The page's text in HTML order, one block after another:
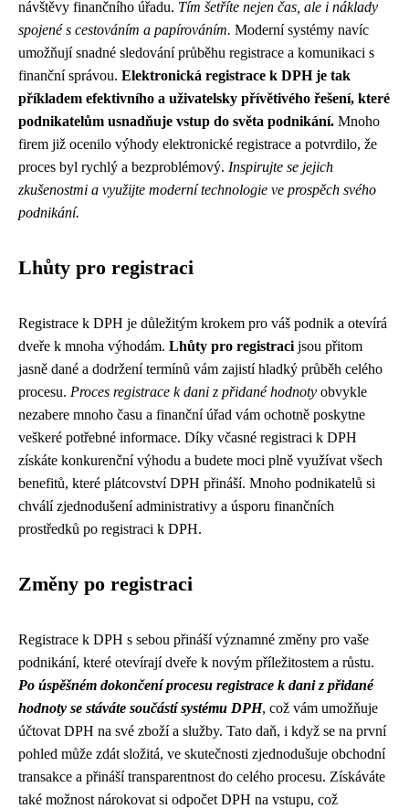
návštěvy finančního úřadu. Tím šetříte nejen čas, ale i náklady
spojené s cestováním a papírováním. Moderní systémy navíc
umožňují snadné sledování průběhu registrace a komunikaci s
finanční správou. Elektronická registrace k DPH je tak
příkladem efektivního a uživatelsky přívětivého řešení, které
podnikatelům usnadňuje vstup do světa podnikání. Mnoho
firem již ocenilo výhody elektronické registrace a potvrdilo, že
proces byl rychlý a bezproblémový. Inspirujte se jejich
zkušenostmi a využijte moderní technologie ve prospěch svého
podnikání.
Lhůty pro registraci
Registrace k DPH je důležitým krokem pro váš podnik a otevírá
dveře k mnoha výhodám. Lhůty pro registraci jsou přitom
jasně dané a dodržení termínů vám zajistí hladký průběh celého
procesu. Proces registrace k dani z přidané hodnoty obvykle
nezabere mnoho času a finanční úřad vám ochotně poskytne
veškeré potřebné informace. Díky včasné registraci k DPH
získáte konkurenční výhodu a budete moci plně využívat všech
benefitů, které plátcovství DPH přináší. Mnoho podnikatelů si
chválí zjednodušení administrativy a úsporu finančních
prostředků po registraci k DPH.
Změny po registraci
Registrace k DPH s sebou přináší významné změny pro vaše
podnikání, které otevírají dveře k novým příležitostem a růstu.
Po úspěšném dokončení procesu registrace k dani z přidané
hodnoty se stáváte součástí systému DPH, což vám umožňuje
účtovat DPH na své zboží a služby. Tato daň, i když se na první
pohled může zdát složitá, ve skutečnosti zjednodušuje obchodní
transakce a přináší transparentnost do celého procesu. Získáváte
také možnost nárokovat si odpočet DPH na vstupu, což